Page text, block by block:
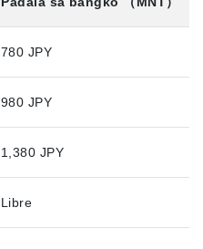
780 JPY
980 JPY
1,380 JPY
Libre